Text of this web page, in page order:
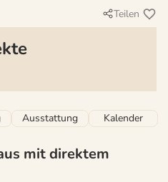
Teilen
Ausstattung Kalender
mit direktem